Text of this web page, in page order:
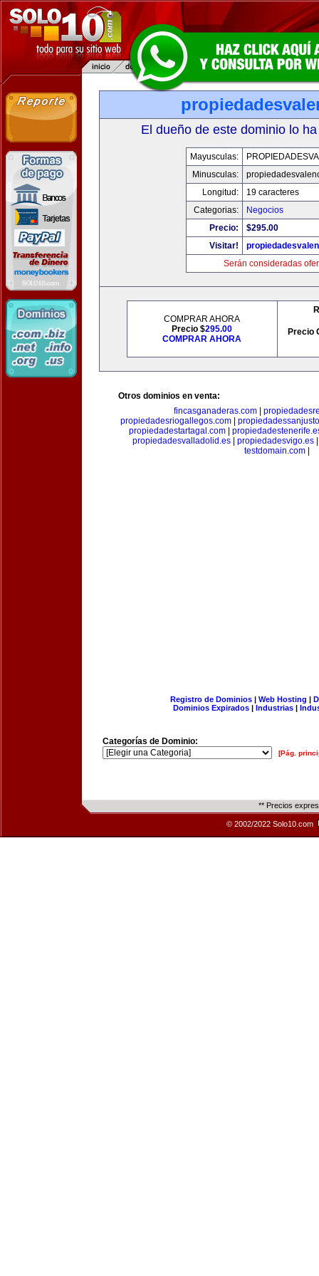
El dueño de este dominio lo
Mayusculas:
Minusculas:
Longitud:
19 caracteres
Categorias:
Negocios
Precio:
$295.00
Visitar!
Serán consideradas
COMPRAR AHORA
Precio $295.00
COMPRAR AHORA
Precio
Otros dominios en venta:
fincasganaderas.com|
propiedadesriogallegos.com|
propiedadestartagal.com|
propiedadesvalladolid.es
propiedadesvigo.es
testdomain.com
Registro de Dominios| Web Hosting |
Dominios Expirados | Industrias |
Categorías de Dominio:
[Pág.
** Precios
© 2002/2022 Solo10.com